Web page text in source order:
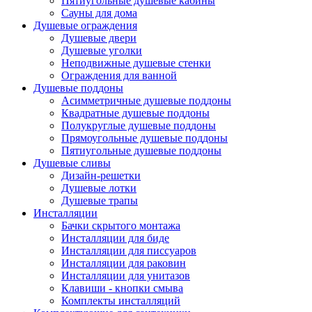
Сауны для дома
Душевые ограждения
Душевые двери
Душевые уголки
Неподвижные душевые стенки
Ограждения для ванной
Душевые поддоны
Асимметричные душевые поддоны
Квадратные душевые поддоны
Полукруглые душевые поддоны
Прямоугольные душевые поддоны
Пятиугольные душевые поддоны
Душевые сливы
Дизайн-решетки
Душевые лотки
Душевые трапы
Инсталляции
Бачки скрытого монтажа
Инсталляции для биде
Инсталляции для писсуаров
Инсталляции для раковин
Инсталляции для унитазов
Клавиши - кнопки смыва
Комплекты инсталляций